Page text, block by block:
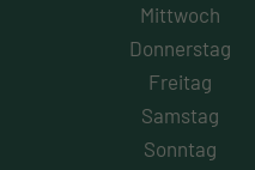
Mittwoch
Donnerstag
Freitag
Samstag
Sonntag